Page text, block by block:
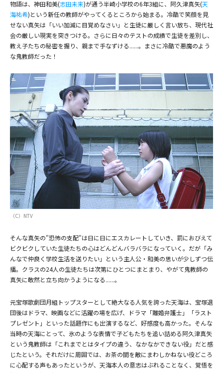
物語は、神田和美(志田未来)が通う半崎小学校の6年3組に、阿久津真矢(天
海祐希)という新任の教師がやってくるところから始まる。冷酷で笑顔を見
せない真矢は「いい加減に目覚めなさい」と生徒に厳しく言い放ち、現代社
会の厳しい現実を突きつける。さらに日々のテストの成績で生徒を差別し、
教え子たちの秘密を握り、親まで手なずける......。まさに冷酷で悪魔のよう
な鬼教師だった！
（C）NTV
そんな真矢の"恐怖の支配"は日に日にエスカレートしていき、罰におびえて
ビクビクしていた生徒たちの心はどんどんバラバラになっていく。だが「み
んなで仲良く学校生活を送りたい」という主人公・和美の思いが少しずつ伝
播。クラスの24人の生徒たちは次第にひとつにまとまり、やがて鬼教師の
真矢に敢然と立ち向かうようになる......。
元宝塚歌劇団月組トップスターとして絶大なる人気を誇った天海は、宝塚退
団後はドラマ、映画などに活躍の場を広げ、ドラマ「離婚弁護士」「ラスト
プレゼント」といった話題作にも出演するなど、好感度も高かった。そんな
当時の天海にとって、氷のような表情で子どもたちを追い詰める阿久津真矢
という鬼教師は「これまでとはタイプの違う、なかなかできない役」だと感
じたという。それだけに周囲では、お茶の間を敵にまわしかねない役どころ
に心配する声もあったというが、天海本人の意志はぶれることなく、覚悟を